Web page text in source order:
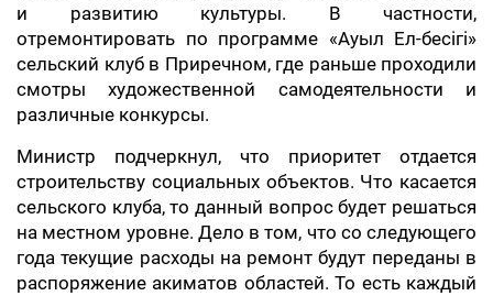
и развитию культуры. В частности,
отремонтировать по программе «Ауыл Ел-бесігі»
сельский клуб в Приречном, где раньше проходили
смотры художественной самодеятельности и
различные конкурсы.
Министр подчеркнул, что приоритет отдается
строительству социальных объектов. Что касается
сельского клуба, то данный вопрос будет решаться
на местном уровне. Дело в том, что со следующего
года текущие расходы на ремонт будут переданы в
распоряжение акиматов областей. То есть каждый